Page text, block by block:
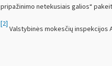
pripažinimo netekusiais galios“
[2]
Valstybinės mokesčių inspekcijos